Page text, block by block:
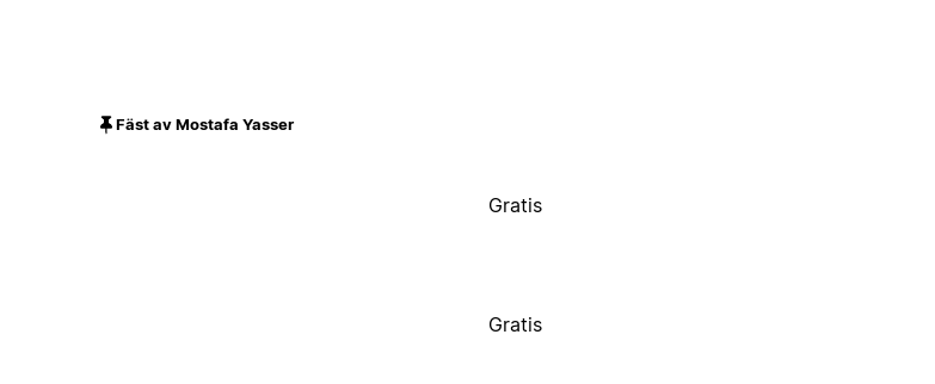
Fäst av Mostafa Yasser
Gratis
Gratis